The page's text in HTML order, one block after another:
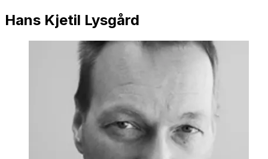
Hans Kjetil Lysgård